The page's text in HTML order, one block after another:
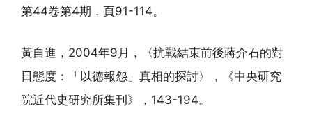
第44卷第4期，頁91-114。
黃自進，2004年9月，〈抗戰結束前後蔣介石的對
日態度：「以德報怨」真相的探討〉，《中央研究
院近代史研究所集刊》，143-194。